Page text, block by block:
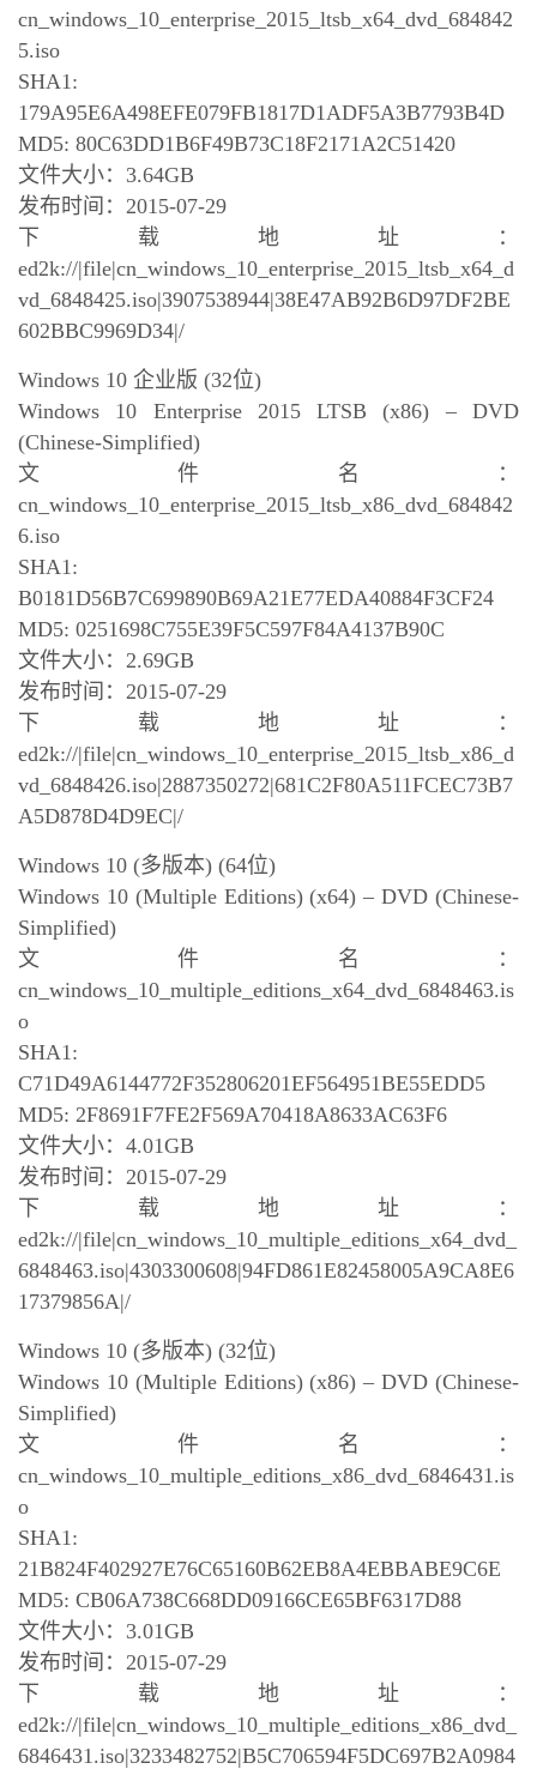
cn_windows_10_enterprise_2015_ltsb_x64_dvd_684842
5.iso
SHA1:
179A95E6A498EFE079FB1817D1ADF5A3B7793B4D
MD5: 80C63DD1B6F49B73C18F2171A2C51420
文件大小：3.64GB
发布时间：2015-07-29
下载地址：
ed2k://|file|cn_windows_10_enterprise_2015_ltsb_x64_d
vd_6848425.iso|3907538944|38E47AB92B6D97DF2BE
602BBC9969D34|/
Windows 10 企业版 (32位)
Windows 10 Enterprise 2015 LTSB (x86) – DVD
(Chinese-Simplified)
文件名：
cn_windows_10_enterprise_2015_ltsb_x86_dvd_684842
6.iso
SHA1:
B0181D56B7C699890B69A21E77EDA40884F3CF24
MD5: 0251698C755E39F5C597F84A4137B90C
文件大小：2.69GB
发布时间：2015-07-29
下载地址：
ed2k://|file|cn_windows_10_enterprise_2015_ltsb_x86_d
vd_6848426.iso|2887350272|681C2F80A511FCEC73B7
A5D878D4D9EC|/
Windows 10 (多版本) (64位)
Windows 10 (Multiple Editions) (x64) – DVD (Chinese-
Simplified)
文件名：
cn_windows_10_multiple_editions_x64_dvd_6848463.is
o
SHA1:
C71D49A6144772F352806201EF564951BE55EDD5
MD5: 2F8691F7FE2F569A70418A8633AC63F6
文件大小：4.01GB
发布时间：2015-07-29
下载地址：
ed2k://|file|cn_windows_10_multiple_editions_x64_dvd_
6848463.iso|4303300608|94FD861E82458005A9CA8E6
17379856A|/
Windows 10 (多版本) (32位)
Windows 10 (Multiple Editions) (x86) – DVD (Chinese-
Simplified)
文件名：
cn_windows_10_multiple_editions_x86_dvd_6846431.is
o
SHA1:
21B824F402927E76C65160B62EB8A4EBBABE9C6E
MD5: CB06A738C668DD09166CE65BF6317D88
文件大小：3.01GB
发布时间：2015-07-29
下载地址：
ed2k://|file|cn_windows_10_multiple_editions_x86_dvd_
6846431.iso|3233482752|B5C706594F5DC697B2A0984